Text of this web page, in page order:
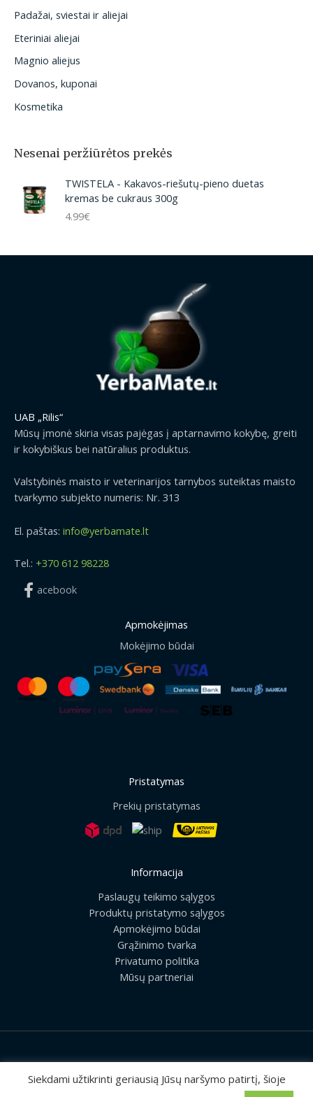
Padažai, sviestai ir aliejai
Eteriniai aliejai
Magnio aliejus
Dovanos, kuponai
Kosmetika
Nesenai peržiūrėtos prekės
TWISTELA - Kakavos-riešutų-pieno duetas
kremas be cukraus 300g
4.99€
UAB „Rilis“
Mūsų įmonė skiria visas pajėgas į aptarnavimo kokybę, greiti
ir kokybiškus bei natūralius produktus.
Valstybinės maisto ir veterinarijos tarnybos suteiktas maisto
tvarkymo subjekto numeris: Nr. 313
El. paštas: info@yerbamate.lt
Tel.: +370 612 98228
acebook
Apmokėjimas
Mokėjimo būdai
Pristatymas
Prekių pristatymas
Informacija
Paslaugų teikimo sąlygos
Produktų pristatymo sąlygos
Apmokėjimo būdai
Grąžinimo tvarka
Privatumo politika
Mūsų partneriai
2026 © Visos teisės saugomos | UAB „Rilis“
Siekdami užtikrinti geriausią Jūsų naršymo patirtį, šioje